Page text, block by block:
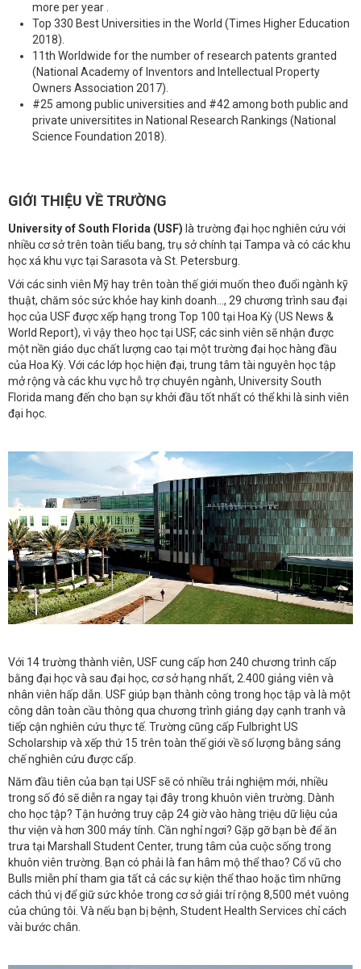
more per year .
Top 330 Best Universities in the World (Times Higher Education
2018).
11th Worldwide for the number of research patents granted
(National Academy of Inventors and Intellectual Property
Owners Association 2017).
#25 among public universities and #42 among both public and
private universitites in National Research Rankings (National
Science Foundation 2018).
GIỚI THIỆU VỀ TRƯỜNG
University of South Florida (USF) là trường đại học nghiên cứu với
nhiều cơ sở trên toàn tiểu bang, trụ sở chính tại Tampa và có các khu
học xá khu vực tại Sarasota và St. Petersburg.
Với các sinh viên Mỹ hay trên toàn thế giới muốn theo đuổi ngành kỹ
thuật, chăm sóc sức khỏe hay kinh doanh..., 29 chương trình sau đại
học của USF được xếp hạng trong Top 100 tại Hoa Kỳ (US News &
World Report), vì vậy theo học tại USF, các sinh viên sẽ nhận được
một nền giáo dục chất lượng cao tại một trường đại học hàng đầu
của Hoa Kỳ. Với các lớp học hiện đại, trung tâm tài nguyên học tập
mở rộng và các khu vực hỗ trợ chuyên ngành, University South
Florida mang đến cho bạn sự khởi đầu tốt nhất có thể khi là sinh viên
đại học.
Với 14 trường thành viên, USF cung cấp hơn 240 chương trình cấp
bằng đại học và sau đại học, cơ sở hạng nhất, 2.400 giảng viên và
nhân viên hấp dẫn. USF giúp bạn thành công trong học tập và là một
công dân toàn cầu thông qua chương trình giảng dạy cạnh tranh và
tiếp cận nghiên cứu thực tế. Trường cũng cấp Fulbright US
Scholarship và xếp thứ 15 trên toàn thế giới về số lượng bằng sáng
chế nghiên cứu được cấp.
Năm đầu tiên của bạn tại USF sẽ có nhiều trải nghiệm mới, nhiều
trong số đó sẽ diễn ra ngay tại đây trong khuôn viên trường. Dành
cho học tập? Tận hưởng truy cập 24 giờ vào hàng triệu dữ liệu của
thư viện và hơn 300 máy tính. Cần nghỉ ngơi? Gặp gỡ bạn bè để ăn
trưa tại Marshall Student Center, trung tâm của cuộc sống trong
khuôn viên trường. Bạn có phải là fan hâm mộ thể thao? Cổ vũ cho
Bulls miễn phí tham gia tất cả các sự kiện thể thao hoặc tìm những
cách thú vị để giữ sức khỏe trong cơ sở giải trí rộng 8,500 mét vuông
của chúng tôi. Và nếu bạn bị bệnh, Student Health Services chỉ cách
vài bước chân.